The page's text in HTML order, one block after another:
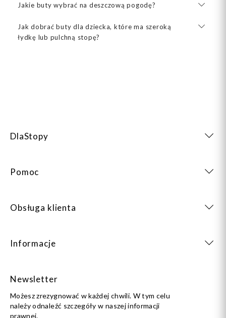
Jakie buty wybrać na deszczową pogodę?
Jak dobrać buty dla dziecka, które ma szeroką
łydkę lub pulchną stopę?
DlaStopy
Pomoc
Obsługa klienta
Informacje
Newsletter
Możesz zrezygnować w każdej chwili. W tym celu
należy odnaleźć szczegóły w naszej informacji
prawnej.